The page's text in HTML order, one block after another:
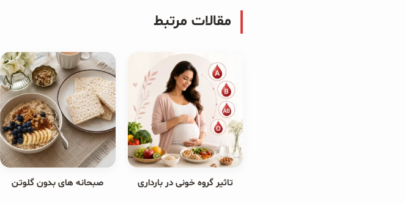
مقالات مرتبط
تاثیر گروه خونی در بارداری صبحانه های بدون گلوتن